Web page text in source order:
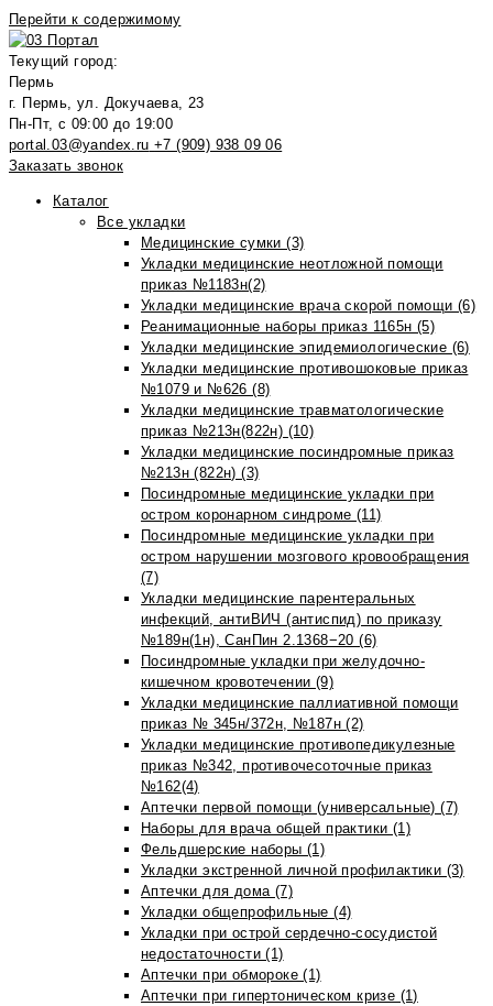
Перейти к содержимому
Текущий город:
Пермь
г. Пермь, ул. Докучаева, 23
Пн-Пт, с 09:00 до 19:00
portal.03@yandex.ru +7 (909) 938 09 06
Заказать звонок
Каталог
Все укладки
Медицинские сумки (3)
Укладки медицинские неотложной помощи
приказ №1183н(2)
Укладки медицинские врача скорой помощи (6)
Реанимационные наборы приказ 1165н (5)
Укладки медицинские эпидемиологические (6)
Укладки медицинские противошоковые приказ
№1079 и №626 (8)
Укладки медицинские травматологические
приказ №213н(822н) (10)
Укладки медицинские посиндромные приказ
№213н (822н) (3)
Посиндромные медицинские укладки при
остром коронарном синдроме (11)
Посиндромные медицинские укладки при
остром нарушении мозгового кровообращения
(7)
Укладки медицинские парентеральных
инфекций, антиВИЧ (антиспид) по приказу
№189н(1н), СанПин 2.1368−20 (6)
Посиндромные укладки при желудочно-
кишечном кровотечении (9)
Укладки медицинские паллиативной помощи
приказ № 345н/372н, №187н (2)
Укладки медицинские противопедикулезные
приказ №342, противочесоточные приказ
№162(4)
Аптечки первой помощи (универсальные) (7)
Наборы для врача общей практики (1)
Фельдшерские наборы (1)
Укладки экстренной личной профилактики (3)
Аптечки для дома (7)
Укладки общепрофильные (4)
Укладки при острой сердечно-сосудистой
недостаточности (1)
Аптечки при обмороке (1)
Аптечки при гипертоническом кризе (1)